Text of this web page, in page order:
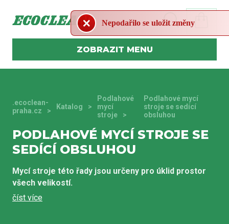
MENU
.ecoclean-
praha.cz
Katalog
Podlahové
mycí
stroje
Podlahové mycí
stroje se sedící
obsluhou
PODLAHOVÉ MYCÍ STROJE SE
SEDÍCÍ OBSLUHOU
Mycí stroje této řady jsou určeny pro úklid prostor
všech velikostí.
Nepodařilo se uložit